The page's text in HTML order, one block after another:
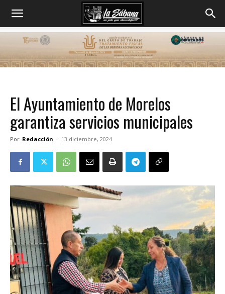
El Ayuntamiento de Morelos
garantiza servicios municipales
Por Redacción - 13 diciembre, 2024